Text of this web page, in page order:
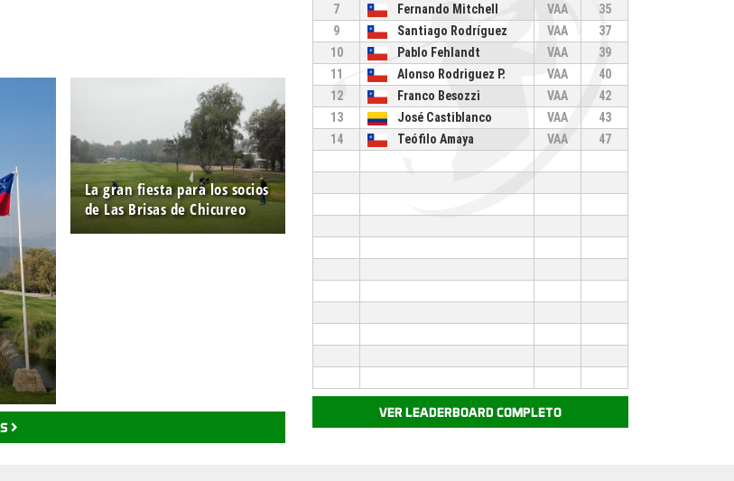
La gran fiesta para los socios
de Las Brisas de Chicureo
7
Fernando Mitchell VAA
35
9
Santiago Rodríguez VAA
37
10
Pablo Fehlandt VAA
39
11
Alonso Rodriguez P. VAA
40
12
Franco Besozzi VAA
42
13
José Castiblanco VAA
43
14
Teófilo Amaya VAA 47
VER LEADERBOARD COMPLETO